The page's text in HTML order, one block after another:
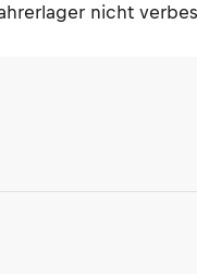
nicht